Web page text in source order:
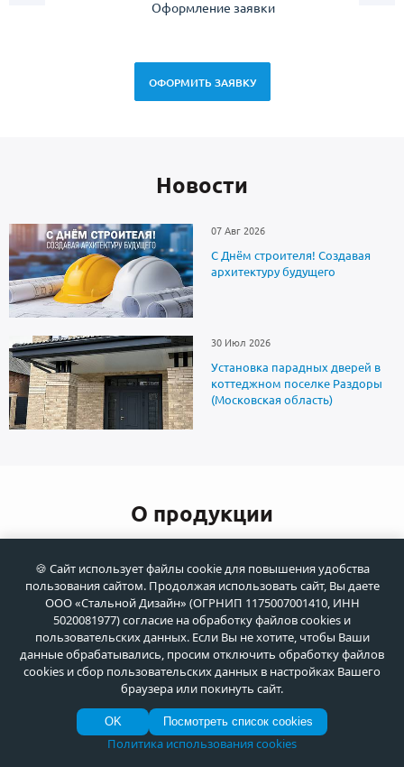
Оформление заявки
ОФОРМИТЬ ЗАЯВКУ
Новоcти
07 Авг 2026
С Днём строителя! Создавая
архитектуру будущего
30 Июл 2026
Установка парадных дверей в
коттеджном поселке Раздоры
(Московская область)
О продукции
Гарантии и возврат
🍪 Сайт использует файлы cookie для повышения удобства
пользования сайтом. Продолжая использовать сайт, Вы даете
ООО «Стальной Дизайн» (ОГРНИП 1175007001410, ИНН
5020081977) согласие на обработку файлов cookies и
пользовательских данных. Если Вы не хотите, чтобы Ваши
данные обрабатывались, просим отключить обработку файлов
cookies и сбор пользовательских данных в настройках Вашего
браузера или покинуть сайт.
OK Посмотреть список cookies
Политика использования cookies